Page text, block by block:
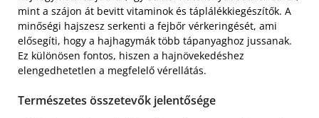
mint a szájon át bevitt vitaminok és táplálékkiegészítők. A
minőségi hajszesz serkenti a fejbőr vérkeringését, ami
elősegíti, hogy a hajhagymák több tápanyaghoz jussanak.
Ez különösen fontos, hiszen a hajnövekedéshez
elengedhetetlen a megfelelő vérellátás.
Természetes összetevők jelentősége